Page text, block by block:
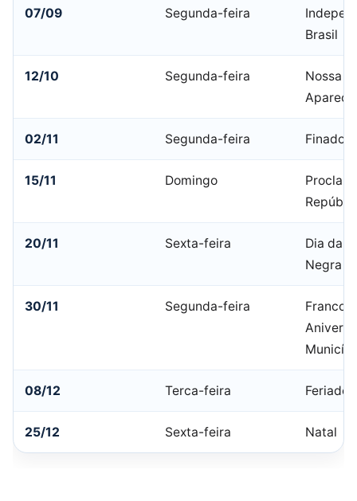
07/09 Segunda-feira
Brasil
12/10 Segunda-feira
Nossa
02/11 Segunda-feira Finados
15/11 Domingo
20/11 Sexta-feira
Dia da
Negra
30/11 Segunda-feira
Franco
08/12 Terca-feira Feriado
25/12 Sexta-feira Natal